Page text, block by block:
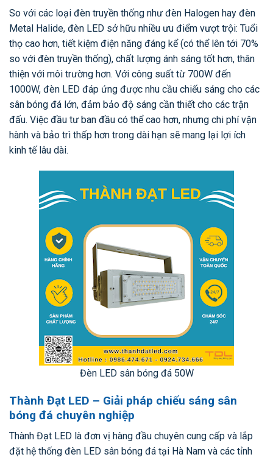
So với các loại đèn truyền thống như đèn Halogen hay đèn
Metal Halide, đèn LED sở hữu nhiều ưu điểm vượt trội: Tuổi
thọ cao hơn, tiết kiệm điện năng đáng kể (có thể lên tới 70%
so với đèn truyền thống), chất lượng ánh sáng tốt hơn, thân
thiện với môi trường hơn. Với công suất từ 700W đến
1000W, đèn LED đáp ứng được nhu cầu chiếu sáng cho các
sân bóng đá lớn, đảm bảo độ sáng cần thiết cho các trận
đấu. Việc đầu tư ban đầu có thể cao hơn, nhưng chi phí vận
hành và bảo trì thấp hơn trong dài hạn sẽ mang lại lợi ích
kinh tế lâu dài.
Đèn LED sân bóng đá 50W
Thành Đạt LED – Giải pháp chiếu sáng sân
bóng đá chuyên nghiệp
Thành Đạt LED là đơn vị hàng đầu chuyên cung cấp và lắp
đặt hệ thống đèn LED sân bóng đá tại Hà Nam và các tỉnh